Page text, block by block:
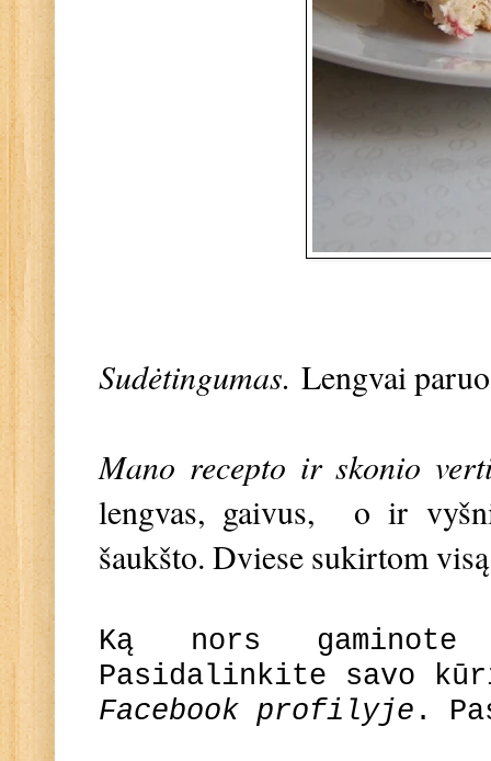
Sudėtingumas. Lengvai
Mano recepto ir skonio
lengvas, gaivus, o ir
šaukšto. Dviese sukirtom
Ką nors
Pasidalinkite savo
Facebook profilyje .